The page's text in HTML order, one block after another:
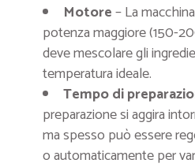
Motore– La
potenza maggiore (150-
deve mescolare gli
temperatura ideale.
Tempo di
preparazione si aggira
ma spesso può essere
o automaticamente per